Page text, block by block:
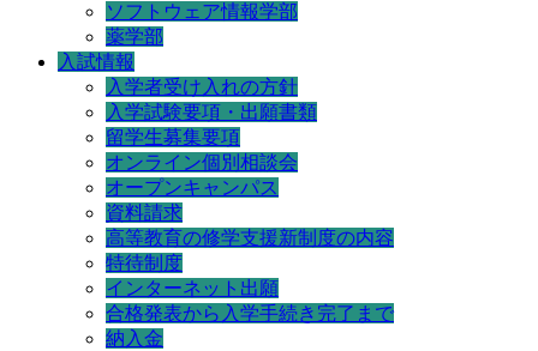
ソフトウェア情報学部
薬学部
入試情報
入学者受け入れの方針
入学試験要項・出願書類
留学生募集要項
オンライン個別相談会
オープンキャンパス
資料請求
高等教育の修学支援新制度の内容
特待制度
インターネット出願
合格発表から入学手続き完了まで
納入金